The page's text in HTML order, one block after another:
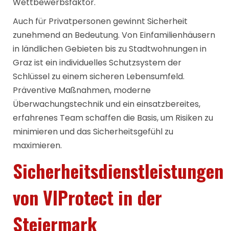
Auch für Privatpersonen gewinnt Sicherheit
zunehmend an Bedeutung. Von Einfamilienhäusern
in ländlichen Gebieten bis zu Stadtwohnungen in
Graz ist ein individuelles Schutzsystem der
Schlüssel zu einem sicheren Lebensumfeld.
Präventive Maßnahmen, moderne
Überwachungstechnik und ein einsatzbereites,
erfahrenes Team schaffen die Basis, um Risiken zu
minimieren und das Sicherheitsgefühl zu
maximieren.
Sicherheitsdienstleistungen
von VIProtect in der
Steiermark